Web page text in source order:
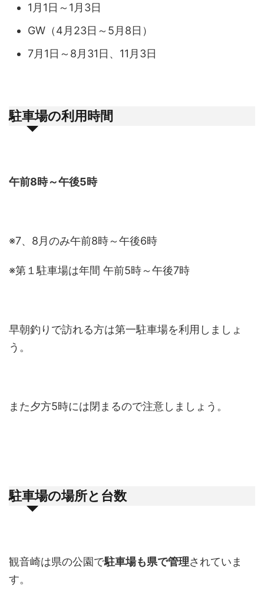
1月1日～1月3日
GW（4月23日～5月8日）
7月1日～8月31日、11月3日
駐車場の利用時間
午前8時～午後5時
※7、8月のみ午前8時～午後6時
※第１駐車場は年間 午前5時～午後7時
早朝釣りで訪れる方は第一駐車場を利用しましょ
う。
また夕方5時には閉まるので注意しましょう。
駐車場の場所と台数
観音崎は県の公園で駐車場も県で管理されていま
す。